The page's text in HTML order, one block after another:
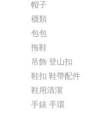
帽子
襪類
包包
拖鞋
吊飾 登山扣
鞋扣 鞋帶配件
鞋用清潔
手錶 手環